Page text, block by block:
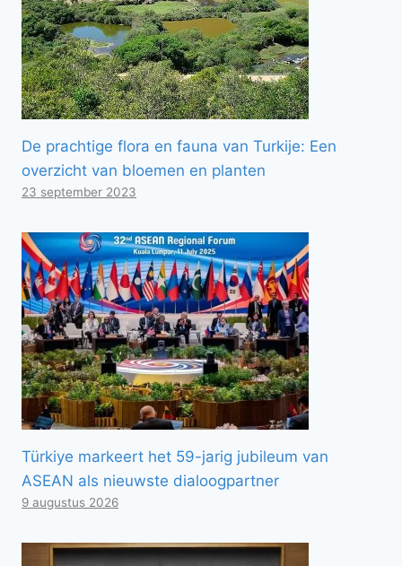
De prachtige flora en fauna van Turkije: Een
overzicht van bloemen en planten
23 september 2023
Türkiye markeert het 59-jarig jubileum van
ASEAN als nieuwste dialoogpartner
9 augustus 2026